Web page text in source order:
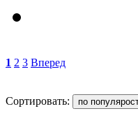
1 2 3 Вперед
Сортировать: